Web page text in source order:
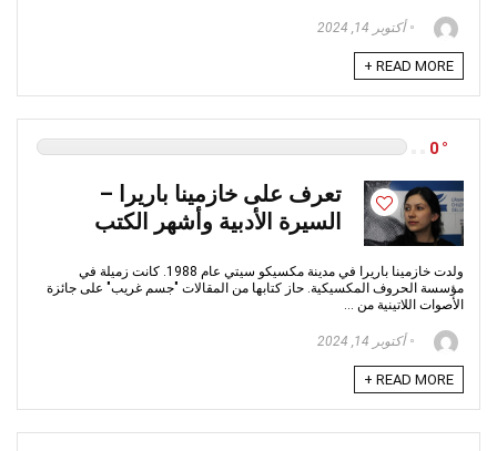
أكتوبر 14, 2024
READ MORE +
0
تعرف على خازمينا باريرا –
السيرة الأدبية وأشهر الكتب
ولدت خازمينا باريرا في مدينة مكسيكو سيتي عام 1988. كانت زميلة في
مؤسسة الحروف المكسيكية. حاز كتابها من المقالات "جسم غريب" على جائزة
الأصوات اللاتينية من ...
أكتوبر 14, 2024
READ MORE +